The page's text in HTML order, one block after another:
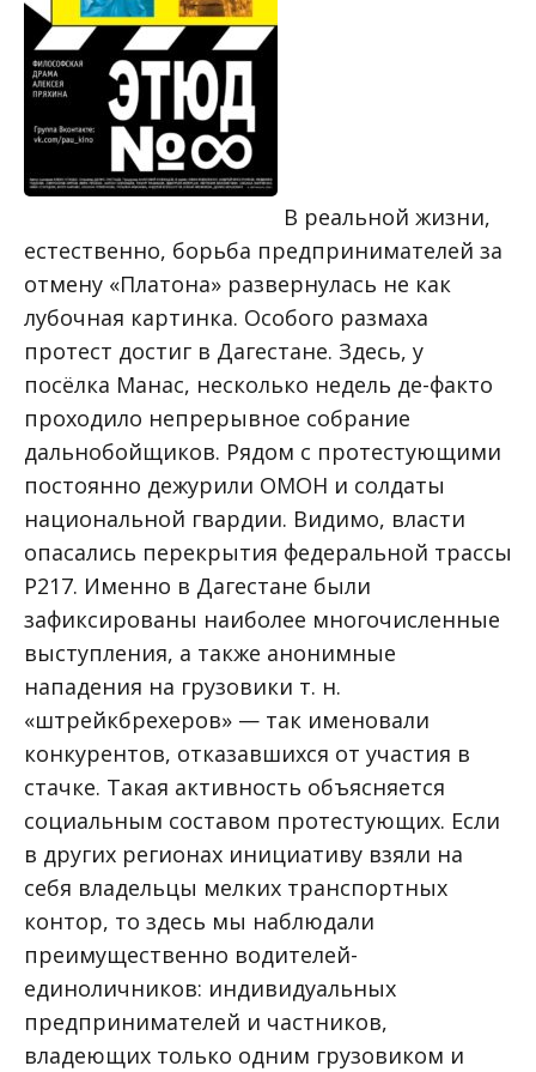
В реальной жизни,
естественно, борьба предпринимателей за
отмену «Платона» развернулась не как
лубочная картинка. Особого размаха
протест достиг в Дагестане. Здесь, у
посёлка Манас, несколько недель де-факто
проходило непрерывное собрание
дальнобойщиков. Рядом с протестующими
постоянно дежурили ОМОН и солдаты
национальной гвардии. Видимо, власти
опасались перекрытия федеральной трассы
Р217. Именно в Дагестане были
зафиксированы наиболее многочисленные
выступления, а также анонимные
нападения на грузовики т. н.
«штрейкбрехеров» — так именовали
конкурентов, отказавшихся от участия в
стачке. Такая активность объясняется
социальным составом протестующих. Если
в других регионах инициативу взяли на
себя владельцы мелких транспортных
контор, то здесь мы наблюдали
преимущественно водителей-
единоличников: индивидуальных
предпринимателей и частников,
владеющих только одним грузовиком и